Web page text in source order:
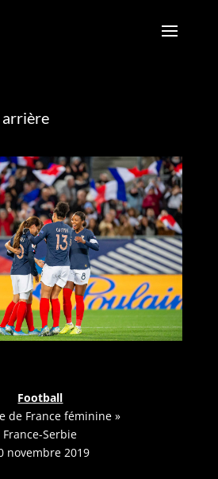
arrière
Football
de France féminine »
France-Serbie
novembre 2019